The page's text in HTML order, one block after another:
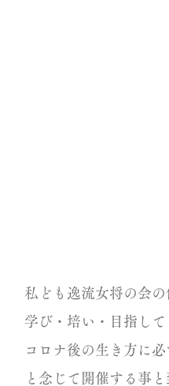
私ども逸流女将の会
学び・培い・目指して
コロナ後の生き方に
と念じて開催する事